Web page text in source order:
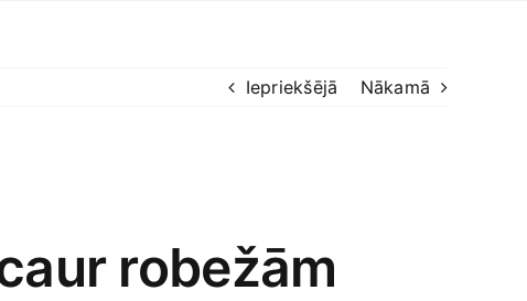
Iepriekšējā Nākamā
robežām